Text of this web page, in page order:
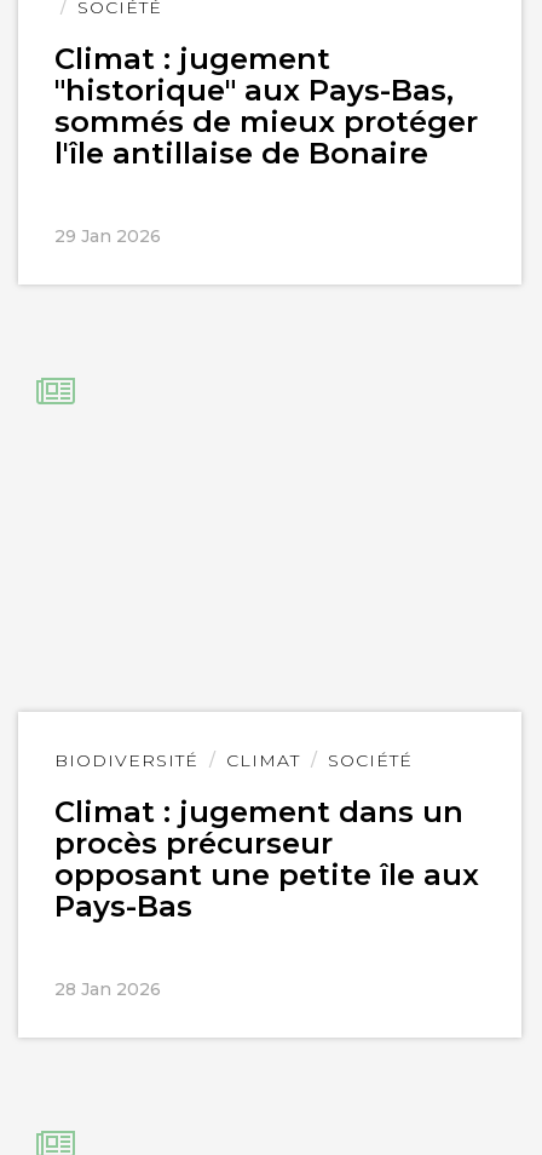
SOCIÉTÉ
Climat : jugement
"historique" aux Pays-Bas,
sommés de mieux protéger
l'île antillaise de Bonaire
29 Jan 2026
l'article
BIODIVERSITÉ CLIMAT SOCIÉTÉ
Climat : jugement dans un
procès précurseur
opposant une petite île aux
Pays-Bas
28 Jan 2026
Lire